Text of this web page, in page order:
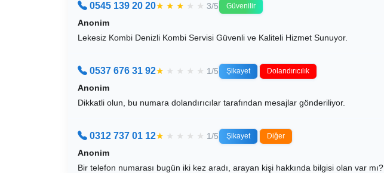
0545 139 20 20★ ★ ★ ★ ★ 3/5 Güvenilir
Anonim
Lekesiz Kombi Denizli Kombi Servisi Güvenli ve Kaliteli Hizmet Sunuyor.
0537 676 31 92★ ★ ★ ★ ★ 1/5 Şikayet Dolandırıcılık
Anonim
Dikkatli olun, bu numara dolandırıcılar tarafından mesajlar gönderiliyor.
0312 737 01 12★ ★ ★ ★ ★ 1/5 Şikayet Diğer
Anonim
Bir telefon numarası bugün iki kez aradı, arayan kişi hakkında bilgisi olan var mı?